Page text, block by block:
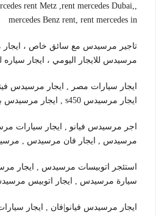
rent Metz ,rent mercedes Dubai,
mercedes Benz rent, rent mercedes in
تاجير مرسيدس مع سائق خاص ، ايجار
مرسيدس للايجار اليومي ، ايجار
ايجار مرسيدس s450 , ايجار مرسيدس بانوراما .
اجر مرسيدس فيانو , ايجار سيارات
مرسيدس , ايجار فان مرسيدس ,
استئجر اتوبيسات مرسيدس , ايجار
سيارة مرسيدس , ايجار اتوبيس
ايجار مرسيدس فيانو|فان , ايجار